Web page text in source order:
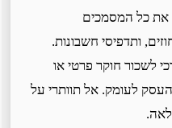
כל המסמכים
ותדפיסי חשבונות.
לשכור חוקר פרטי או
לעומק. אל תוותרי על